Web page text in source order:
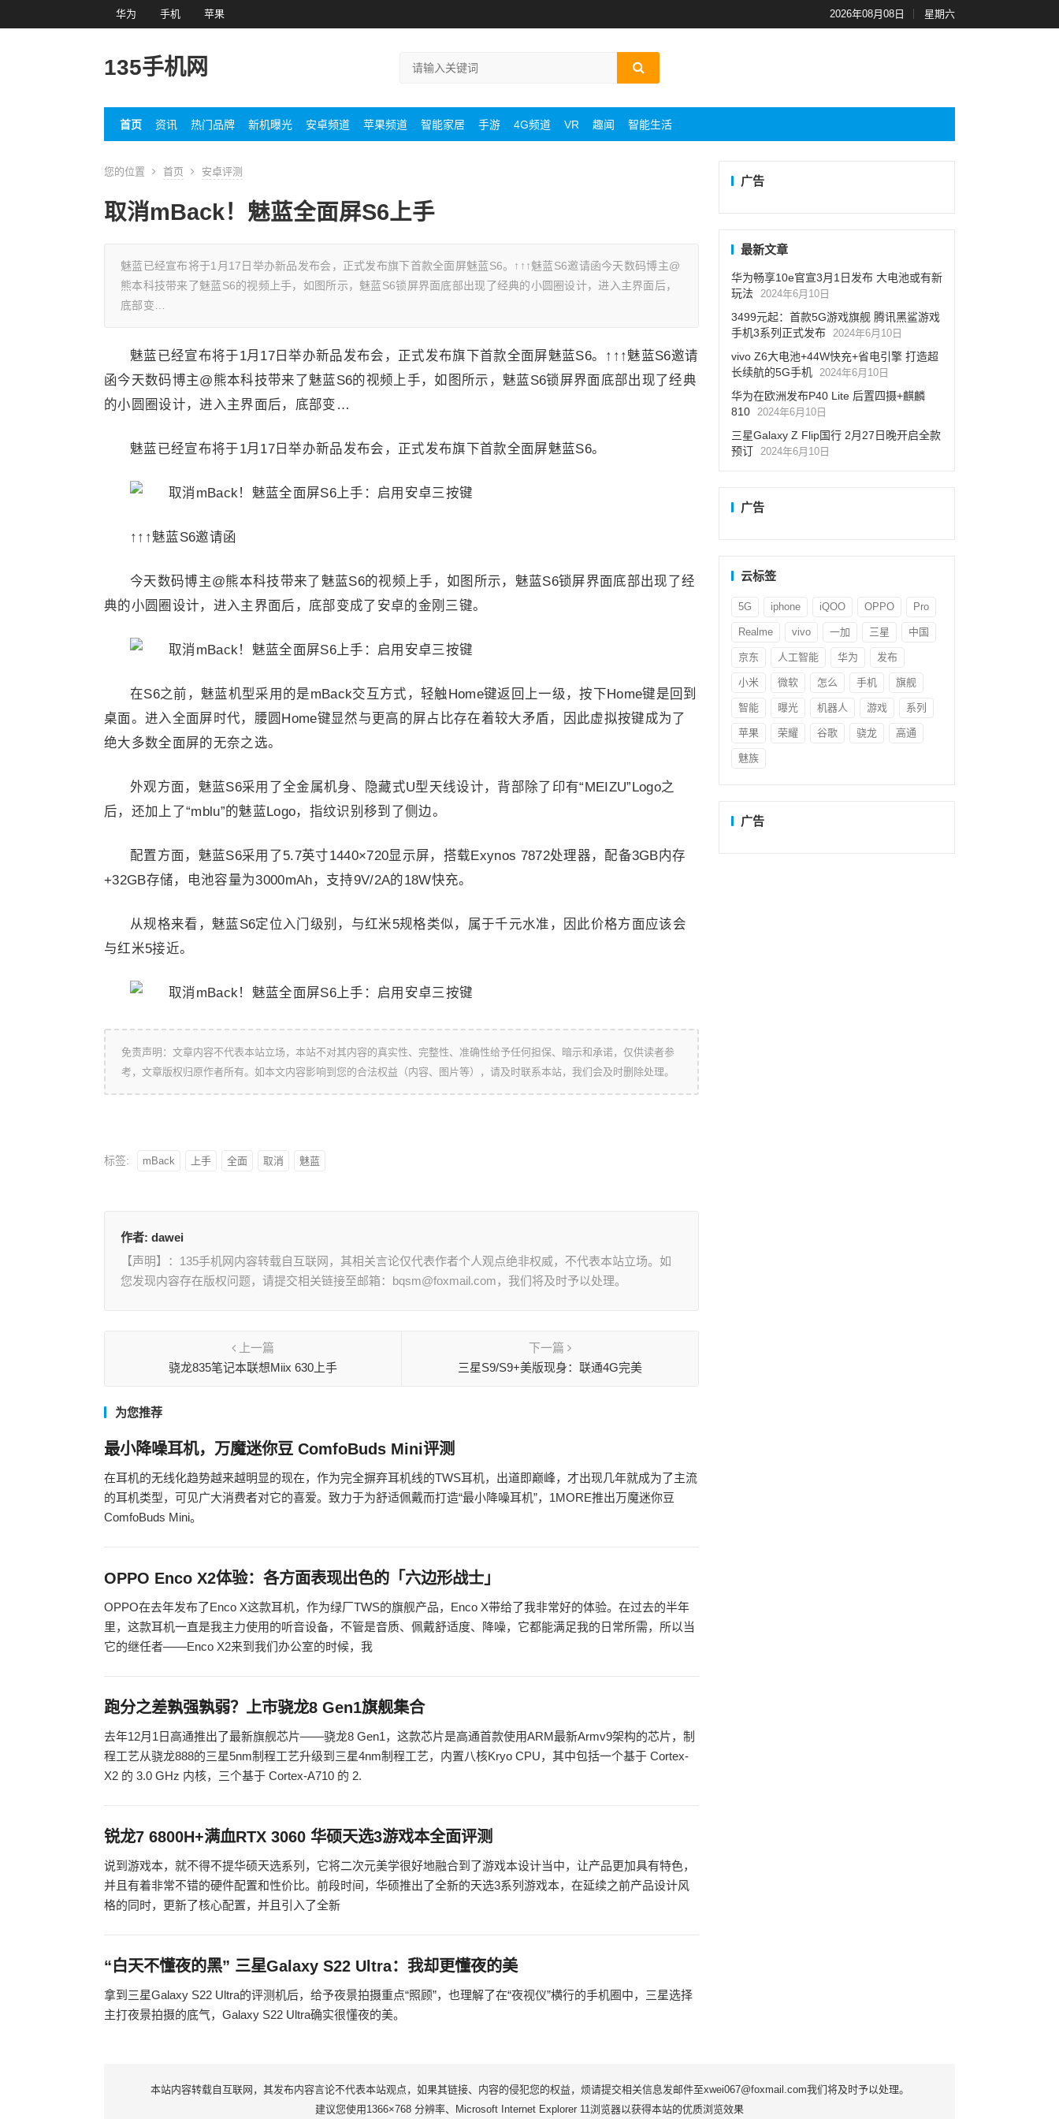
华为 手机 苹果 2026年08月08日 星期六
135手机网
首页 资讯 热门品牌 新机曝光 安卓频道 苹果频道 智能家居 手游 4G频道 VR 趣闻 智能生活
您的位置 首页 安卓评测
取消mBack！魅蓝全面屏S6上手
魅蓝已经宣布将于1月17日举办新品发布会，正式发布旗下首款全面屏魅蓝S6。↑↑↑魅蓝S6邀请函今天数码博主@
熊本科技带来了魅蓝S6的视频上手，如图所示，魅蓝S6锁屏界面底部出现了经典的小圆圈设计，进入主界面后，
底部变…
魅蓝已经宣布将于1月17日举办新品发布会，正式发布旗下首款全面屏魅蓝S6。↑↑↑魅蓝S6邀请
函今天数码博主@熊本科技带来了魅蓝S6的视频上手，如图所示，魅蓝S6锁屏界面底部出现了经典
的小圆圈设计，进入主界面后，底部变…
魅蓝已经宣布将于1月17日举办新品发布会，正式发布旗下首款全面屏魅蓝S6。
↑↑↑魅蓝S6邀请函
今天数码博主@熊本科技带来了魅蓝S6的视频上手，如图所示，魅蓝S6锁屏界面底部出现了经
典的小圆圈设计，进入主界面后，底部变成了安卓的金刚三键。
在S6之前，魅蓝机型采用的是mBack交互方式，轻触Home键返回上一级，按下Home键是回到
桌面。进入全面屏时代，腰圆Home键显然与更高的屏占比存在着较大矛盾，因此虚拟按键成为了
绝大多数全面屏的无奈之选。
外观方面，魅蓝S6采用了全金属机身、隐藏式U型天线设计，背部除了印有“MEIZU”Logo之
后，还加上了“mblu”的魅蓝Logo，指纹识别移到了侧边。
配置方面，魅蓝S6采用了5.7英寸1440×720显示屏，搭载Exynos 7872处理器，配备3GB内存
+32GB存储，电池容量为3000mAh，支持9V/2A的18W快充。
从规格来看，魅蓝S6定位入门级别，与红米5规格类似，属于千元水准，因此价格方面应该会
与红米5接近。
免责声明：文章内容不代表本站立场，本站不对其内容的真实性、完整性、准确性给予任何担保、暗示和承诺，仅供读者参
考，文章版权归原作者所有。如本文内容影响到您的合法权益（内容、图片等），请及时联系本站，我们会及时删除处理。
标签: mBack 上手 全面 取消 魅蓝
作者: dawei
【声明】：135手机网内容转载自互联网，其相关言论仅代表作者个人观点绝非权威，不代表本站立场。如
您发现内容存在版权问题，请提交相关链接至邮箱：bqsm@foxmail.com，我们将及时予以处理。
上一篇
骁龙835笔记本联想Miix 630上手
下一篇
三星S9/S9+美版现身：联通4G完美
为您推荐
最小降噪耳机，万魔迷你豆 ComfoBuds Mini评测
在耳机的无线化趋势越来越明显的现在，作为完全摒弃耳机线的TWS耳机，出道即巅峰，才出现几年就成为了主流
的耳机类型，可见广大消费者对它的喜爱。致力于为舒适佩戴而打造“最小降噪耳机”，1MORE推出万魔迷你豆
ComfoBuds Mini。
OPPO Enco X2体验：各方面表现出色的「六边形战士」
OPPO在去年发布了Enco X这款耳机，作为绿厂TWS的旗舰产品，Enco X带给了我非常好的体验。在过去的半年
里，这款耳机一直是我主力使用的听音设备，不管是音质、佩戴舒适度、降噪，它都能满足我的日常所需，所以当
它的继任者——Enco X2来到我们办公室的时候，我
跑分之差孰强孰弱？上市骁龙8 Gen1旗舰集合
去年12月1日高通推出了最新旗舰芯片——骁龙8 Gen1，这款芯片是高通首款使用ARM最新Armv9架构的芯片，制
程工艺从骁龙888的三星5nm制程工艺升级到三星4nm制程工艺，内置八核Kryo CPU，其中包括一个基于 Cortex-
X2 的 3.0 GHz 内核，三个基于 Cortex-A710 的 2.
锐龙7 6800H+满血RTX 3060 华硕天选3游戏本全面评测
说到游戏本，就不得不提华硕天选系列，它将二次元美学很好地融合到了游戏本设计当中，让产品更加具有特色，
并且有着非常不错的硬件配置和性价比。前段时间，华硕推出了全新的天选3系列游戏本，在延续之前产品设计风
格的同时，更新了核心配置，并且引入了全新
“白天不懂夜的黑” 三星Galaxy S22 Ultra：我却更懂夜的美
拿到三星Galaxy S22 Ultra的评测机后，给予夜景拍摄重点“照顾”，也理解了在“夜视仪”横行的手机圈中，三星选择
主打夜景拍摄的底气，Galaxy S22 Ultra确实很懂夜的美。
广告
最新文章
华为畅享10e官宣3月1日发布 大电池或有新
玩法 2024年6月10日
3499元起：首款5G游戏旗舰 腾讯黑鲨游戏
手机3系列正式发布 2024年6月10日
vivo Z6大电池+44W快充+省电引擎 打造超
长续航的5G手机 2024年6月10日
华为在欧洲发布P40 Lite 后置四摄+麒麟
810 2024年6月10日
三星Galaxy Z Flip国行 2月27日晚开启全款
预订 2024年6月10日
广告
云标签
5G iphone iQOO OPPO Pro
Realme vivo 一加 三星 中国
京东 人工智能 华为 发布
小米 微软 怎么 手机 旗舰
智能 曝光 机器人 游戏 系列
苹果 荣耀 谷歌 骁龙 高通
魅族
广告
本站内容转载自互联网，其发布内容言论不代表本站观点，如果其链接、内容的侵犯您的权益，烦请提交相关信息发邮件至xwei067@foxmail.com我们将及时予以处理。
建议您使用1366×768 分辨率、Microsoft Internet Explorer 11浏览器以获得本站的优质浏览效果